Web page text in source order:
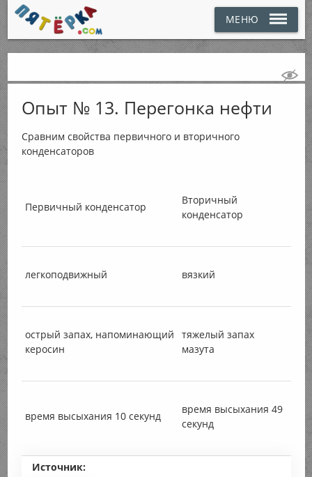
МЕНЮ
Опыт № 13. Перегонка нефти
Сравним свойства первичного и вторичного
конденсаторов
Первичный конденсатор
Вторичный
конденсатор
легкоподвижный вязкий
острый запах, напоминающий
керосин
тяжелый запах
мазута
время высыхания 10 секунд
время высыхания 49
секунд
Источник: